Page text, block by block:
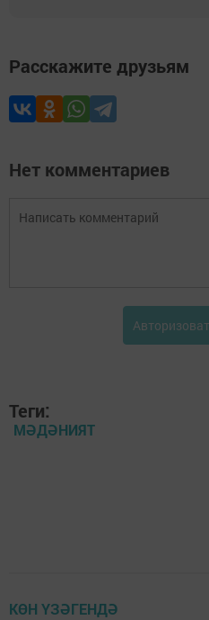
Расскажите друзьям
Нет комментариев
Теги:
МӘДӘНИЯТ
КӨН ҮЗӘГЕНДӘ